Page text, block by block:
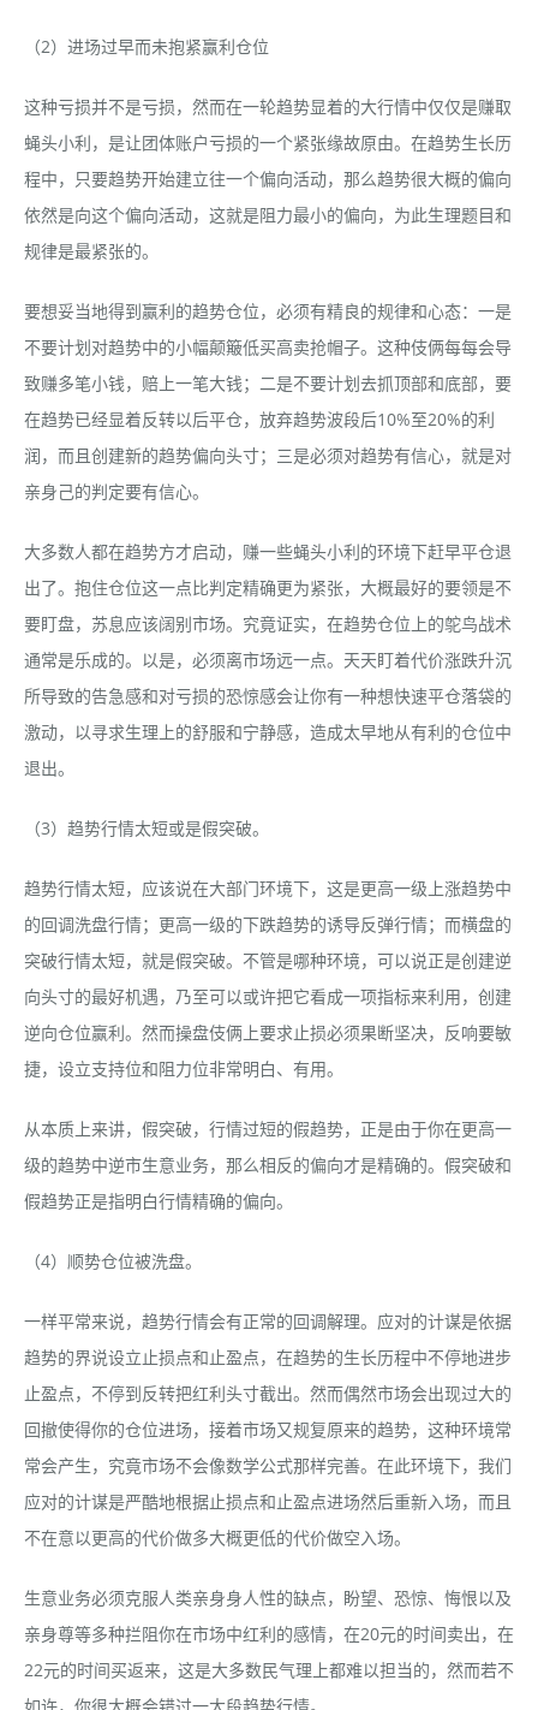
（2）进场过早而未抱紧赢利仓位
这种亏损并不是亏损，然而在一轮趋势显着的大行情中仅仅是赚取
蝇头小利，是让团体账户亏损的一个紧张缘故原由。在趋势生长历
程中，只要趋势开始建立往一个偏向活动，那么趋势很大概的偏向
依然是向这个偏向活动，这就是阻力最小的偏向，为此生理题目和
规律是最紧张的。
要想妥当地得到赢利的趋势仓位，必须有精良的规律和心态：一是
不要计划对趋势中的小幅颠簸低买高卖抢帽子。这种伎俩每每会导
致赚多笔小钱，赔上一笔大钱；二是不要计划去抓顶部和底部，要
在趋势已经显着反转以后平仓，放弃趋势波段后10%至20%的利
润，而且创建新的趋势偏向头寸；三是必须对趋势有信心，就是对
亲身己的判定要有信心。
大多数人都在趋势方才启动，赚一些蝇头小利的环境下赶早平仓退
出了。抱住仓位这一点比判定精确更为紧张，大概最好的要领是不
要盯盘，苏息应该阔别市场。究竟证实，在趋势仓位上的鸵鸟战术
通常是乐成的。以是，必须离市场远一点。天天盯着代价涨跌升沉
所导致的告急感和对亏损的恐惊感会让你有一种想快速平仓落袋的
激动，以寻求生理上的舒服和宁静感，造成太早地从有利的仓位中
退出。
（3）趋势行情太短或是假突破。
趋势行情太短，应该说在大部门环境下，这是更高一级上涨趋势中
的回调洗盘行情；更高一级的下跌趋势的诱导反弹行情；而横盘的
突破行情太短，就是假突破。不管是哪种环境，可以说正是创建逆
向头寸的最好机遇，乃至可以或许把它看成一项指标来利用，创建
逆向仓位赢利。然而操盘伎俩上要求止损必须果断坚决，反响要敏
捷，设立支持位和阻力位非常明白、有用。
从本质上来讲，假突破，行情过短的假趋势，正是由于你在更高一
级的趋势中逆市生意业务，那么相反的偏向才是精确的。假突破和
假趋势正是指明白行情精确的偏向。
（4）顺势仓位被洗盘。
一样平常来说，趋势行情会有正常的回调解理。应对的计谋是依据
趋势的界说设立止损点和止盈点，在趋势的生长历程中不停地进步
止盈点，不停到反转把红利头寸截出。然而偶然市场会出现过大的
回撤使得你的仓位进场，接着市场又规复原来的趋势，这种环境常
常会产生，究竟市场不会像数学公式那样完善。在此环境下，我们
应对的计谋是严酷地根据止损点和止盈点进场然后重新入场，而且
不在意以更高的代价做多大概更低的代价做空入场。
生意业务必须克服人类亲身身人性的缺点，盼望、恐惊、悔恨以及
亲身尊等多种拦阻你在市场中红利的感情，在20元的时间卖出，在
22元的时间买返来，这是大多数民气理上都难以担当的，然而若不